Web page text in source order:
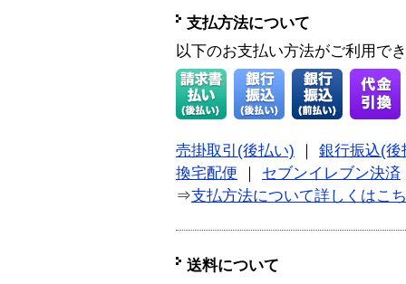
支払方法について
以下のお支払い方法がご利用で
売掛取引(後払い)
銀行振込(後
換宅配便
セブンイレブン決済
⇒支払方法について詳しくはこ
送料について